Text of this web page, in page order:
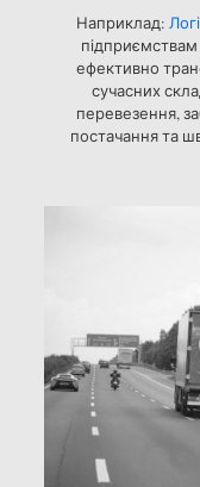
Наприклад:
підприємствам
ефективно
сучасних
перевезення,
постачання та